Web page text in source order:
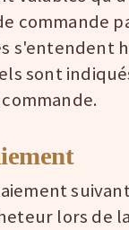
commande
s'entendent
sont
lors de